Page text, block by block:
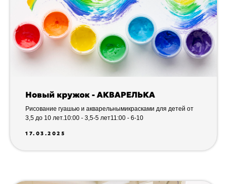
Новый кружок - АКВАРЕЛЬКА
Рисование гуашью и акварельнымикрасками для детей от
3,5 до 10 лет.10:00 - 3,5-5 лет11:00 - 6-10
17.03.2025